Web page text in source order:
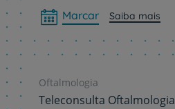
Marcar Saiba mais
Oftalmologia
Teleconsulta Oftalmologia